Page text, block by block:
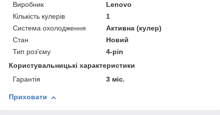
Виробник
Lenovo
Кількість кулерів
1
Система охолодження
Активна (кулер)
Стан
Новий
Тип роз'єму
4-pin
Користувальницькі характеристики
Гарантія
3 міс.
Приховати